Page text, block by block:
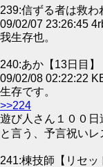
239:信ずる者は救
09/02/07 23:26:45
我生存也。
240:あか【13日目】
09/02/08 02:22:22
生存です。
>>224
遊び人さん１００日
と言う、予言祝いレ
241:棟技師【リセッ